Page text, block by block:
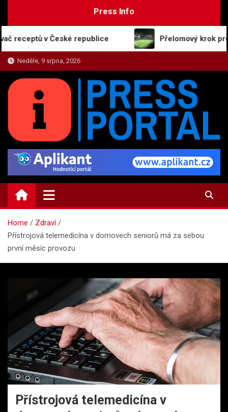
Press Info
v České republice Přelomový krok pro
Neděle, 9 srpna, 2026
PRESS-PORTAL.CZ
Zajímavosti, názory a on-line zpravodajství
Home
Zdraví
Přístrojová telemedicína v domovech seniorů má za sebou
první měsíc provozu
Přístrojová telemedicína v